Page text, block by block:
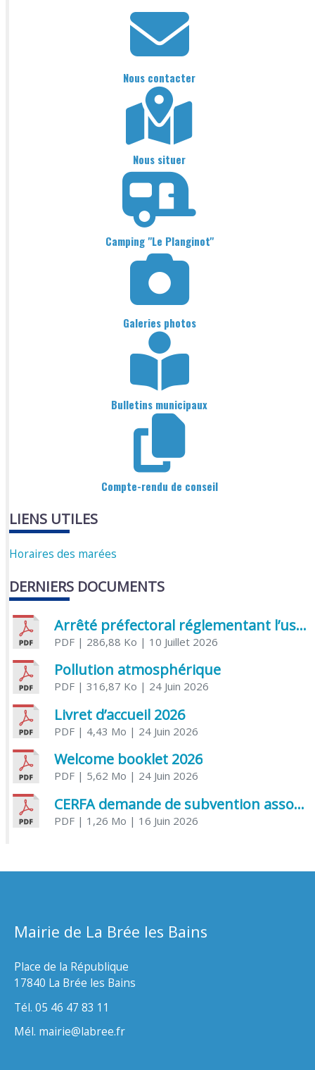
Nous contacter
Nous situer
Camping "Le Planginot"
Galeries photos
Bulletins municipaux
Compte-rendu de conseil
LIENS UTILES
Horaires des marées
DERNIERS DOCUMENTS
Arrêté préfectoral réglementant l’usage de l’eau
PDF| 286,88 Ko | 10 Juillet 2026
Pollution atmosphérique
PDF| 316,87 Ko | 24 Juin 2026
Livret d’accueil 2026
PDF| 4,43 Mo | 24 Juin 2026
Welcome booklet 2026
PDF| 5,62 Mo | 24 Juin 2026
CERFA demande de subvention association
PDF| 1,26 Mo | 16 Juin 2026
Mairie de La Brée les Bains
Place de la République
17840 La Brée les Bains
Tél. 05 46 47 83 11
Mél. mairie@labree.fr